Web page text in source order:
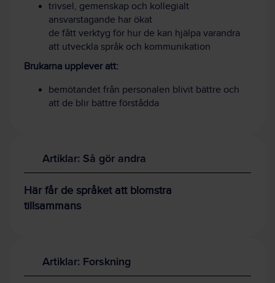
trivsel, gemenskap och kollegialt
ansvarstagande har ökat
de fått verktyg för hur de kan hjälpa varandra
att utveckla språk och kommunikation
Brukarna upplever att:
bemötandet från personalen blivit bättre och
att de blir bättre förstådda
Artiklar: Så gör andra
Här får de språket att blomstra
tillsammans
Artiklar: Forskning